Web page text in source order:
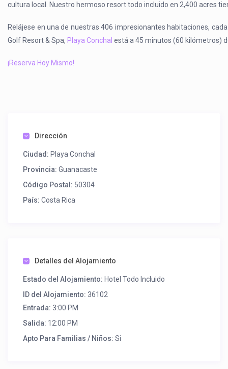
cultura local. Nuestro hermoso resort todo incluido en 2,400 acres
Relájese en una de nuestras 406 impresionantes habitaciones,
Golf Resort & Spa, Playa Conchal está a 45 minutos (60 kilómetros)
¡Reserva Hoy Mismo!
Dirección
Ciudad: Playa Conchal
Provincia: Guanacaste
Código Postal: 50304
País: Costa Rica
Detalles del Alojamiento
Estado del Alojamiento: Hotel Todo Incluido
ID del Alojamiento: 36102
Entrada: 3:00 PM
Salida: 12:00 PM
Apto Para Familias / Niños: Si